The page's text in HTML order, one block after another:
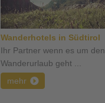
Wanderhotels in Südtirol
Ihr Partner wenn es um den
Wanderurlaub geht ...
mehr